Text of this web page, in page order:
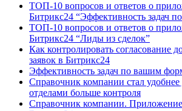
ТОП-10 вопросов и ответов о
Битрикс24 “Эффективность задач
ТОП-10 вопросов и ответов о
Битрикс24 “Лиды из сделок”
Как контролировать согласование
заявок в Битрикс24
Эффективность задач по вашим
Справочник компании стал
отделами больше контроля
Справочник компании.